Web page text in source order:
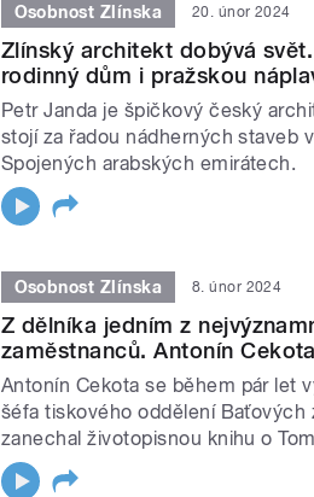
Osobnost Zlínska 20. únor 2024
Zlínský architekt dobývá
rodinný dům i pražskou
Petr Janda je špičkový český
stojí za řadou nádherných staveb
Spojených arabských emirátech.
Osobnost Zlínska 8. únor 2024
Z dělníka jedním z
zaměstnanců. Antonín
Antonín Cekota se během pár let
šéfa tiskového oddělení Baťových
zanechal životopisnou knihu o